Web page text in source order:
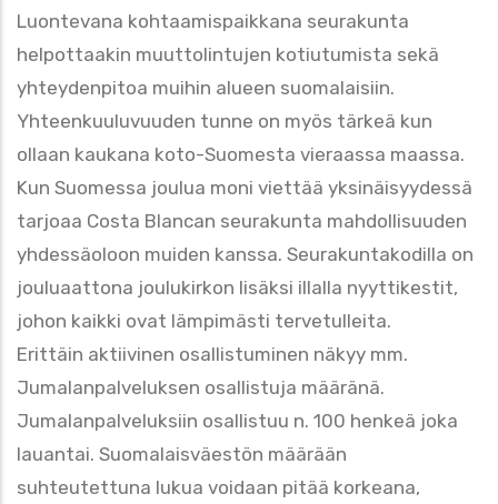
Luontevana kohtaamispaikkana seurakunta
helpottaakin muuttolintujen kotiutumista sekä
yhteydenpitoa muihin alueen suomalaisiin.
Yhteenkuuluvuuden tunne on myös tärkeä kun
ollaan kaukana koto-Suomesta vieraassa maassa.
Kun Suomessa joulua moni viettää yksinäisyydessä
tarjoaa Costa Blancan seurakunta mahdollisuuden
yhdessäoloon muiden kanssa. Seurakuntakodilla on
jouluaattona joulukirkon lisäksi illalla nyyttikestit,
johon kaikki ovat lämpimästi tervetulleita.
Erittäin aktiivinen osallistuminen näkyy mm.
Jumalanpalveluksen osallistuja määränä.
Jumalanpalveluksiin osallistuu n. 100 henkeä joka
lauantai. Suomalaisväestön määrään
suhteutettuna lukua voidaan pitää korkeana,